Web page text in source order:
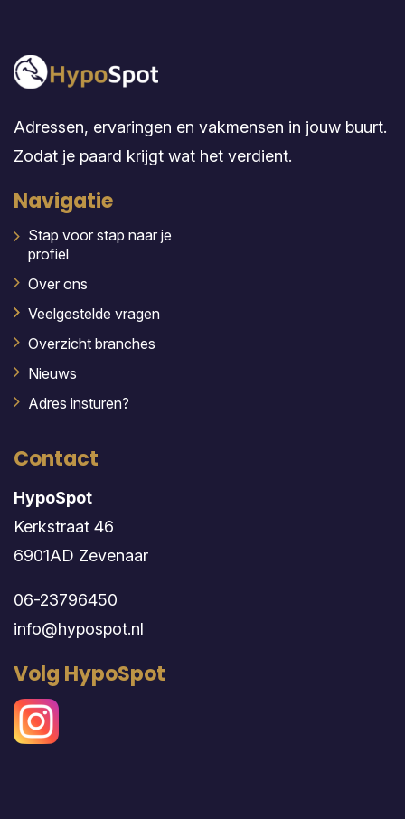
Adressen, ervaringen en vakmensen in jouw buurt.
Zodat je paard krijgt wat het verdient.
Navigatie
Stap voor stap naar je
profiel
Over ons
Veelgestelde vragen
Overzicht branches
Nieuws
Adres insturen?
Contact
HypoSpot
Kerkstraat 46
6901AD Zevenaar
06-23796450
info@hypospot.nl
Volg HypoSpot